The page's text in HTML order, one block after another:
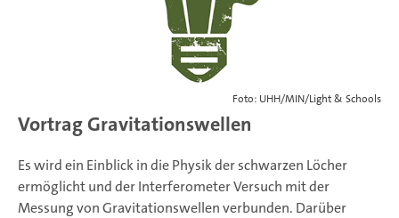
Foto: UHH/MIN/Light & Schools
Vortrag Gravitationswellen
Es wird ein Einblick in die Physik der schwarzen Löcher
ermöglicht und der Interferometer Versuch mit der
Messung von Gravitationswellen verbunden. Darüber